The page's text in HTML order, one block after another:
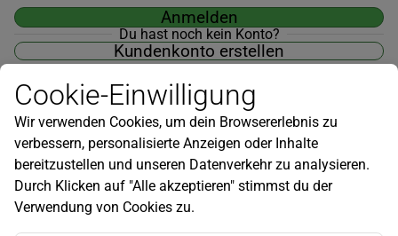
Anmelden
Du hast noch kein Konto?
Kundenkonto erstellen
Newsletter
Infos zu neuen Produkten, Gartentipps und mehr findest du in
unserem Newsletter!
Cookie-Einwilligung
Wir verwenden Cookies, um dein Browsererlebnis zu
verbessern, personalisierte Anzeigen oder Inhalte
bereitzustellen und unseren Datenverkehr zu analysieren.
Durch Klicken auf "Alle akzeptieren" stimmst du der
Verwendung von Cookies zu.